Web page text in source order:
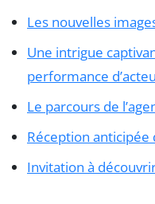
Les nouvelles
Une intrigue
performance
Le parcours de
Réception
Invitation à